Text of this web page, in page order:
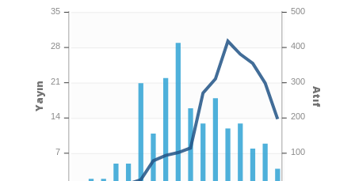
500
400
300
200
100
Atıf
35
28
21
14
7
Yayın